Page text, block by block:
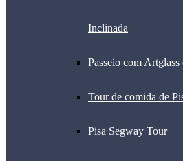
Inclinada
Passeio com
Tour de comida de
Pisa Segway Tour